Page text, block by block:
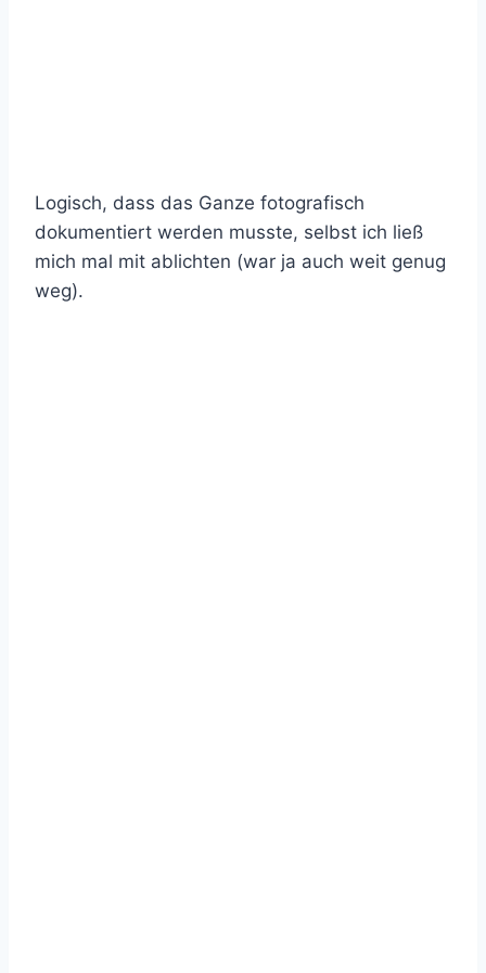
Logisch, dass das Ganze fotografisch
dokumentiert werden musste, selbst ich ließ
mich mal mit ablichten (war ja auch weit genug
weg).